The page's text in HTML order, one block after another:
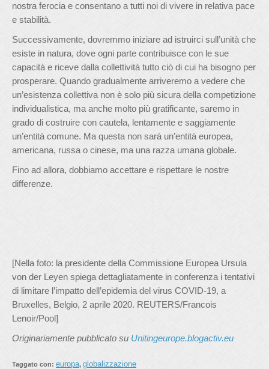
nostra ferocia e consentano a tutti noi di vivere in relativa pace
e stabilità.
Successivamente, dovremmo iniziare ad istruirci sull’unità che
esiste in natura, dove ogni parte contribuisce con le sue
capacità e riceve dalla collettività tutto ciò di cui ha bisogno per
prosperare. Quando gradualmente arriveremo a vedere che
un’esistenza collettiva non è solo più sicura della competizione
individualistica, ma anche molto più gratificante, saremo in
grado di costruire con cautela, lentamente e saggiamente
un’entità comune. Ma questa non sarà un’entità europea,
americana, russa o cinese, ma una razza umana globale.
Fino ad allora, dobbiamo accettare e rispettare le nostre
differenze.
[Nella foto: la presidente della Commissione Europea Ursula
von der Leyen spiega dettagliatamente in conferenza i tentativi
di limitare l’impatto dell’epidemia del virus COVID-19, a
Bruxelles, Belgio, 2 aprile 2020. REUTERS/Francois
Lenoir/Pool]
Originariamente pubblicato su Unitingeurope.blogactiv.eu
Taggato con: europa, globalizzazione